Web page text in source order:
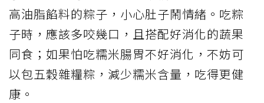
高油脂餡料的粽子，小心肚子鬧情緒。吃粽
子時，應該多咬幾口，且搭配好消化的蔬果
同食；如果怕吃糯米腸胃不好消化，不妨可
以包五穀雜糧粽，減少糯米含量，吃得更健
康。